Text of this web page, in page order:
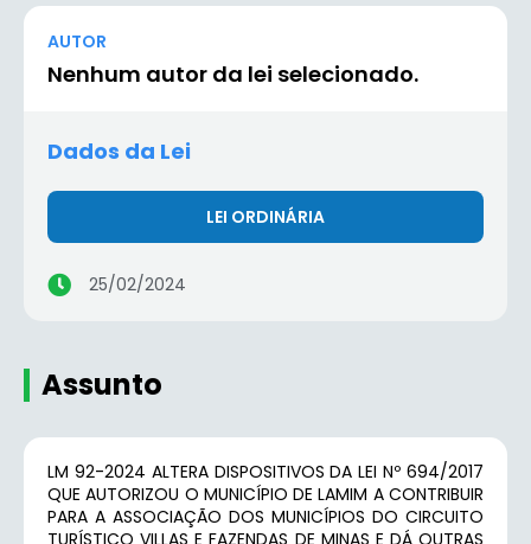
AUTOR
Nenhum autor da lei selecionado.
Dados da Lei
LEI ORDINÁRIA
25/02/2024
Assunto
LM 92-2024 ALTERA DISPOSITIVOS DA LEI Nº 694/2017
QUE AUTORIZOU O MUNICÍPIO DE LAMIM A CONTRIBUIR
PARA A ASSOCIAÇÃO DOS MUNICÍPIOS DO CIRCUITO
TURÍSTICO VILLAS E FAZENDAS DE MINAS E DÁ OUTRAS